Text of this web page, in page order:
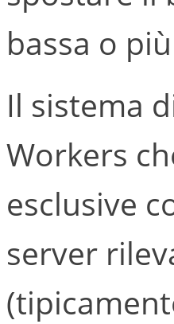
bassa o
Il sistema
Workers
esclusive
server